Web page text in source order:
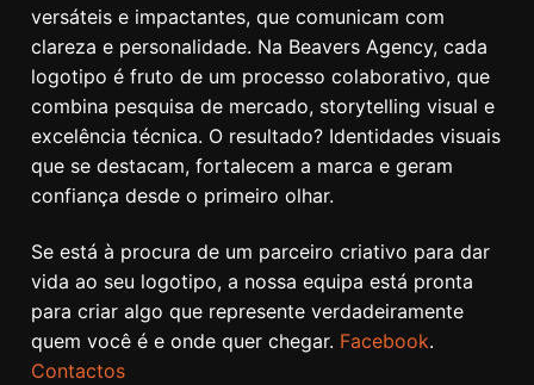
versáteis e impactantes, que comunicam com
clareza e personalidade. Na Beavers Agency, cada
logotipo é fruto de um processo colaborativo, que
combina pesquisa de mercado, storytelling visual e
excelência técnica. O resultado? Identidades visuais
que se destacam, fortalecem a marca e geram
confiança desde o primeiro olhar.
Se está à procura de um parceiro criativo para dar
vida ao seu logotipo, a nossa equipa está pronta
para criar algo que represente verdadeiramente
quem você é e onde quer chegar. Facebook.
Contactos